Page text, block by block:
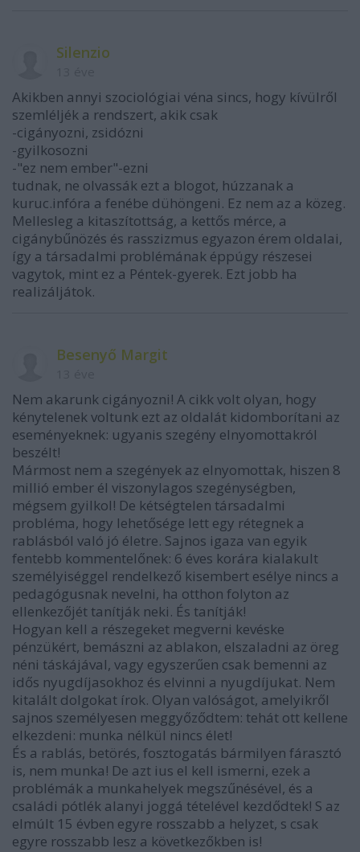
Silenzio
Akikben annyi szociológiai véna sincs, hogy kívülről
szemléljék a rendszert, akik csak
-cigányozni, zsidózni
-gyilkosozni
-"ez nem ember"-ezni
tudnak, ne olvassák ezt a blogot, húzzanak a
kuruc.infóra a fenébe dühöngeni. Ez nem az a közeg.
Mellesleg a kitaszítottság, a kettős mérce, a
cigánybűnözés és rasszizmus egyazon érem oldalai,
így a társadalmi problémának éppúgy részesei
vagytok, mint ez a Péntek-gyerek. Ezt jobb ha
realizáljátok.
Besenyő Margit
Nem akarunk cigányozni! A cikk volt olyan, hogy
kénytelenek voltunk ezt az oldalát kidomborítani az
eseményeknek: ugyanis szegény elnyomottakról
beszélt!
Mármost nem a szegények az elnyomottak, hiszen 8
millió ember él viszonylagos szegénységben,
mégsem gyilkol! De kétségtelen társadalmi
probléma, hogy lehetősége lett egy rétegnek a
rablásból való jó életre. Sajnos igaza van egyik
fentebb kommentelőnek: 6 éves korára kialakult
személyiséggel rendelkező kisembert esélye nincs a
pedagógusnak nevelni, ha otthon folyton az
ellenkezőjét tanítják neki. És tanítják!
Hogyan kell a részegeket megverni kevéske
pénzükért, bemászni az ablakon, elszaladni az öreg
néni táskájával, vagy egyszerűen csak bemenni az
idős nyugdíjasokhoz és elvinni a nyugdíjukat. Nem
kitalált dolgokat írok. Olyan valóságot, amelyikről
sajnos személyesen meggyőződtem: tehát ott kellene
elkezdeni: munka nélkül nincs élet!
És a rablás, betörés, fosztogatás bármilyen fárasztó
is, nem munka! De azt ius el kell ismerni, ezek a
problémák a munkahelyek megszűnésével, és a
családi pótlék alanyi joggá tételével kezdődtek! S az
elmúlt 15 évben egyre rosszabb a helyzet, s csak
egyre rosszabb lesz a következőkben is!